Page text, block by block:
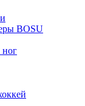
BOSU